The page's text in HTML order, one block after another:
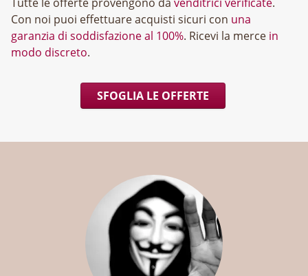
Con noi puoi effettuare acquisti sicuri con una
garanzia di soddisfazione al 100%. Ricevi la merce in
modo discreto.
SFOGLIA LE OFFERTE